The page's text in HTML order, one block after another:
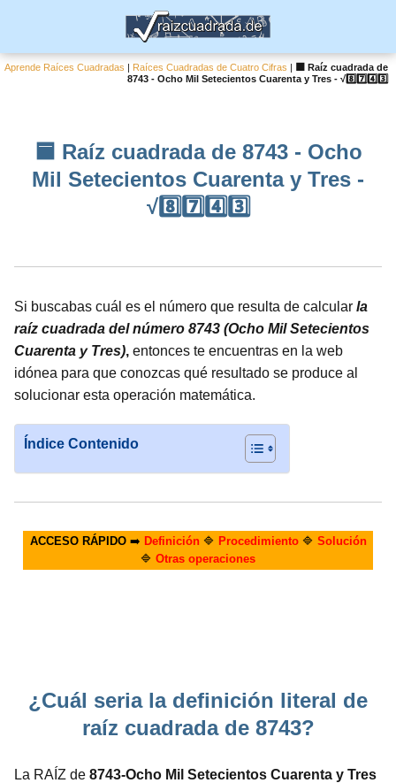
Aprende Raíces Cuadradas | Raíces Cuadradas de Cuatro Cifras |
🟦 Raíz cuadrada de
8743 - Ocho Mil Setecientos Cuarenta y Tres - √8️⃣7️⃣4️⃣3️⃣
🟦 Raíz cuadrada de 8743 - Ocho
Mil Setecientos Cuarenta y Tres -
√8️⃣7️⃣4️⃣3️⃣
Si buscabas cuál es el número que resulta de calcular la
raíz cuadrada del número 8743 (Ocho Mil Setecientos
Cuarenta y Tres), entonces te encuentras en la web
idónea para que conozcas qué resultado se produce al
solucionar esta operación matemática.
Índice Contenido
ACCESO RÁPIDO➡️ Definición🔷 Procedimiento🔷 Solución
🔷 Otras operaciones
¿Cuál seria la definición literal de
raíz cuadrada de 8743?
La RAÍZ de 8743-Ocho Mil Setecientos Cuarenta y Tres